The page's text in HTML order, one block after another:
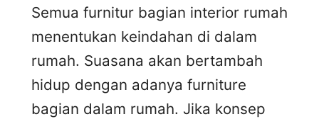
Semua furnitur bagian interior rumah
menentukan keindahan di dalam
rumah. Suasana akan bertambah
hidup dengan adanya furniture
bagian dalam rumah. Jika konsep